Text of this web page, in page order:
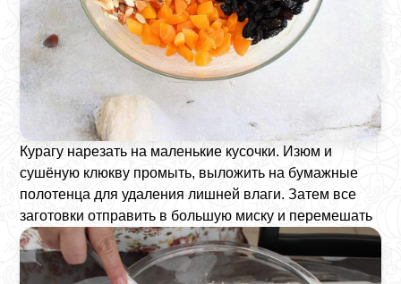
Курагу нарезать на маленькие кусочки. Изюм и
сушёную клюкву промыть, выложить на бумажные
полотенца для удаления лишней влаги. Затем все
заготовки отправить в большую миску и перемешать